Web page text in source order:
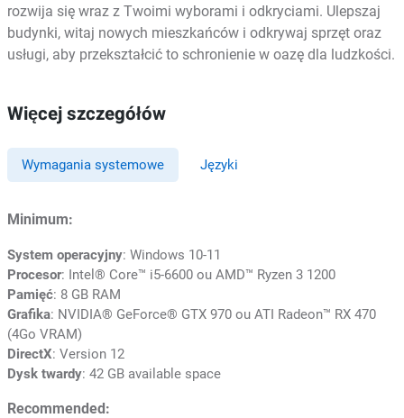
rozwija się wraz z Twoimi wyborami i odkryciami. Ulepszaj
budynki, witaj nowych mieszkańców i odkrywaj sprzęt oraz
usługi, aby przekształcić to schronienie w oazę dla ludzkości.
Więcej szczegółów
Wymagania systemowe Języki
Minimum:
System operacyjny: Windows 10-11
Procesor: Intel® Core™ i5-6600 ou AMD™ Ryzen 3 1200
Pamięć: 8 GB RAM
Grafika: NVIDIA® GeForce® GTX 970 ou ATI Radeon™ RX 470
(4Go VRAM)
DirectX: Version 12
Dysk twardy: 42 GB available space
Recommended: